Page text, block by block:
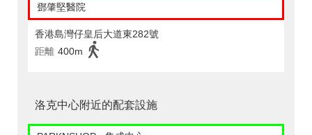
鄧肇堅醫院
香港島灣仔皇后大道東282號
距離 400m
洛克中心附近的配套設施